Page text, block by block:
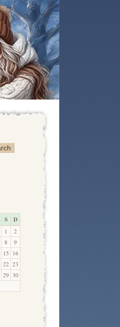
S D
1
2
8
9
15
16
22 23
29 30